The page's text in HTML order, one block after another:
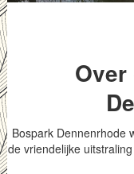
Bospark Dennenrhode
de vriendelijke